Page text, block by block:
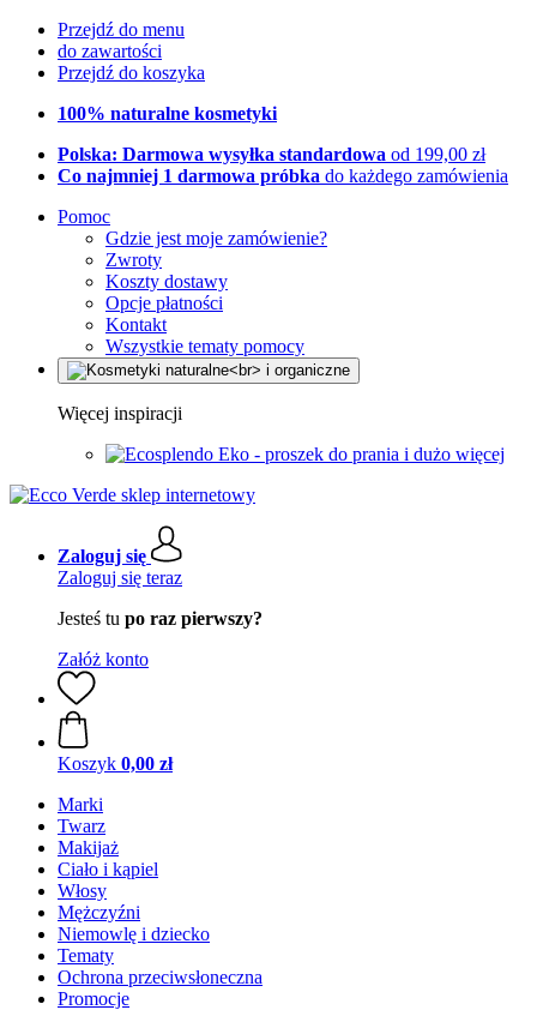
Przejdź do menu
do zawartości
Przejdź do koszyka
100% naturalne kosmetyki
Polska: Darmowa wysyłka standardowa od 199,00 zł
Co najmniej 1 darmowa próbka do każdego zamówienia
Pomoc
Gdzie jest moje zamówienie?
Zwroty
Koszty dostawy
Opcje płatności
Kontakt
Wszystkie tematy pomocy
Więcej inspiracji
Eko - proszek do prania i dużo więcej
Zaloguj się
Zaloguj się teraz
Jesteś tu po raz pierwszy?
Załóż konto
Koszyk 0,00 zł
Marki
Twarz
Makijaż
Ciało i kąpiel
Włosy
Mężczyźni
Niemowlę i dziecko
Tematy
Ochrona przeciwsłoneczna
Promocje